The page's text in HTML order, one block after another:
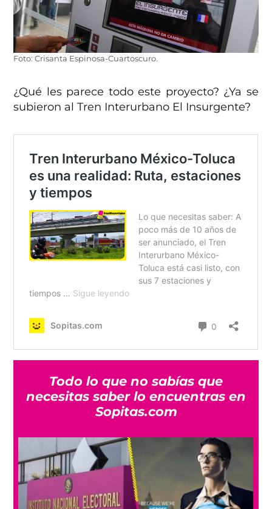
Foto: Crisanta Espinosa-Cuartoscuro.
¿Qué les parece todo este proyecto? ¿Ya se
subieron al Tren Interurbano El Insurgente?
Todo lo que no sabías que
necesitas saber lo encuentras en
Sopitas.com